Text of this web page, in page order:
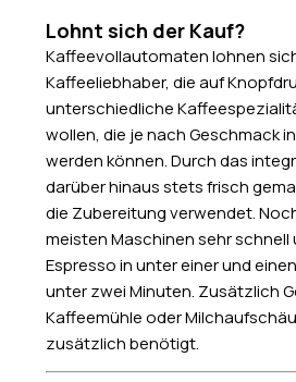
Lohnt sich der Kauf?
Kaffeevollautomaten lohnen
Kaffeeliebhaber, die auf
unterschiedliche
wollen, die je nach Geschmack
werden können. Durch das
darüber hinaus stets frisch
die Zubereitung verwendet.
meisten Maschinen sehr schnell
Espresso in unter einer und
unter zwei Minuten. Zusätzlich
Kaffeemühle oder
zusätzlich benötigt.